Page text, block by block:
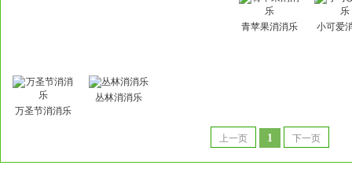
青苹果消消乐 小可爱
万圣节消消乐
丛林消消乐
上一页 1 下一页